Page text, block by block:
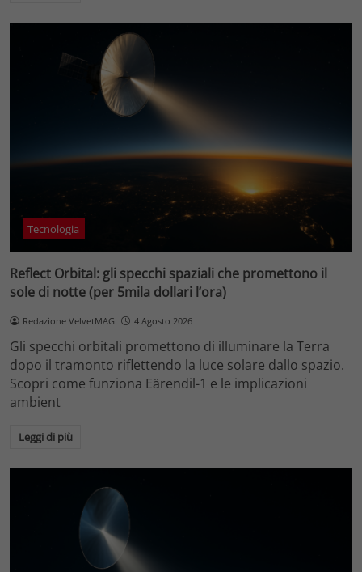
Tecnologia
Reflect Orbital: gli specchi spaziali che promettono il
sole di notte (per 5mila dollari l’ora)
Redazione VelvetMAG 4 Agosto 2026
Gli specchi orbitali promettono di illuminare la Terra
dopo il tramonto riflettendo la luce solare dallo spazio.
Scopri come funziona Eärendil-1 e le implicazioni
ambient
Leggi di più